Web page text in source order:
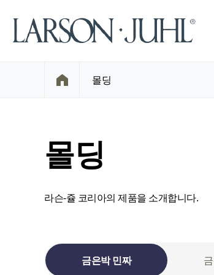
몰딩
몰딩
라슨-쥴 코리아의 제품을 소개합니다.
금은박 민짜